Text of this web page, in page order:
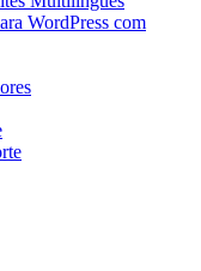
WordPress com